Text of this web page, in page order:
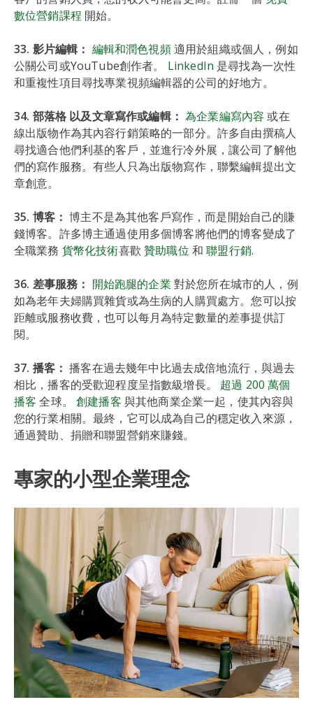
數位營銷課程 開始。
33. 影片編輯： 編輯和潤色視頻適用於組織或個人，例如
公關公司或YouTube創作者。 LinkedIn 是尋找為一次性
和重複性項目尋找專業視頻編輯器的公司的好地方。
34. 部落格 以及文章寫作或編輯： 為企業編寫內容 或在
線出版物作為其內容行銷策略的一部分。許多自由撰稿人
尋找適合他們利基的客戶，並進行冷外展，讓公司了解他
們的寫作服務。有些人只為出版物寫作，聯繫編輯提出文
章創意。
35. 博客： 博主不是為其他客戶寫作，而是開始自己的賺
錢博客。許多博主通過使用多個博客將他們的博客變成了
全職業務 貨幣化技術喜歡贊助職位 和聯盟行銷.
36. 差事服務： 開始跑腿的企業 對於您所在城市的人，例
如為老年夫婦購買雜貨或為生病的人購買處方。您可以按
距離或服務收費，也可以每月為特定數量的差事提供訂
閱。
37. 播客： 播客在過去幾年中比過去成倍地流行，與過去
相比，播客的受歡迎程度呈指數級增長。 超過 200 萬個
播客 全球。創建播客 與其他商業企業一起，使其內容與
您的行業相關。最終，它可以成為自己的穩定收入來源，
通過贊助、捐贈和聯盟營銷來賺錢。
專家的小型企業理念